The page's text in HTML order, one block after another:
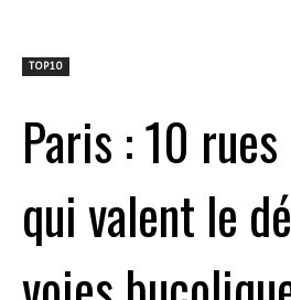
TOP10
Paris : 10
qui valent le